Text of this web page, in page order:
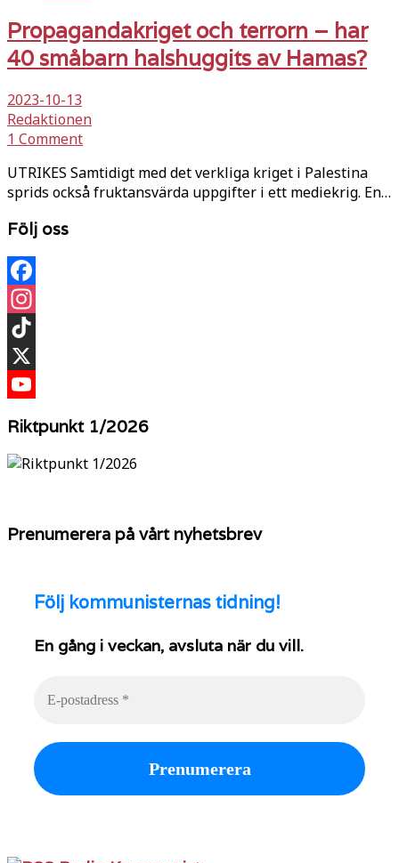
Propagandakriget och terrorn – har
40 småbarn halshuggits av Hamas?
2023-10-13
Redaktionen
1 Comment
UTRIKES Samtidigt med det verkliga kriget i Palestina
sprids också fruktansvärda uppgifter i ett mediekrig. En…
Följ oss
Facebook
Instagram
TikTok
X
Riktpunkt 1/2026
Prenumerera på vårt nyhetsbrev
Följ kommunisternas tidning!
En gång i veckan, avsluta när du vill.